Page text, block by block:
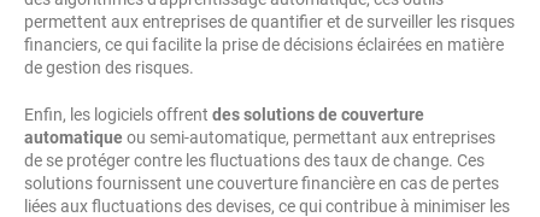
permettent aux entreprises de quantifier et de surveiller les risques
financiers, ce qui facilite la prise de décisions éclairées en matière
de gestion des risques.
Enfin, les logiciels offrent des solutions de couverture
automatiqueou semi-automatique, permettant aux entreprises
de se protéger contre les fluctuations des taux de change. Ces
solutions fournissent une couverture financière en cas de pertes
liées aux fluctuations des devises, ce qui contribue à minimiser les